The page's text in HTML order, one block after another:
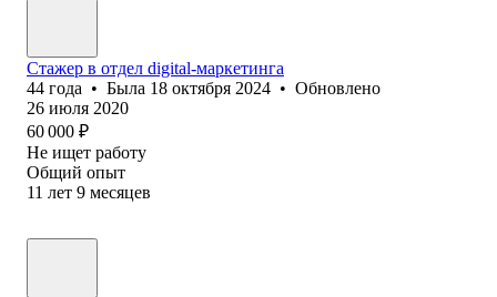
Стажер в отдел digital-маркетинга
44 года • Была 18 октября 2024 • Обновлено
26 июля 2020
60 000 ₽
Не ищет работу
Общий опыт
11 лет 9 месяцев